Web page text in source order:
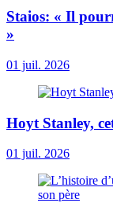
Staios: « Il
»
01 juil. 2026
Hoyt Stanley,
01 juil. 2026